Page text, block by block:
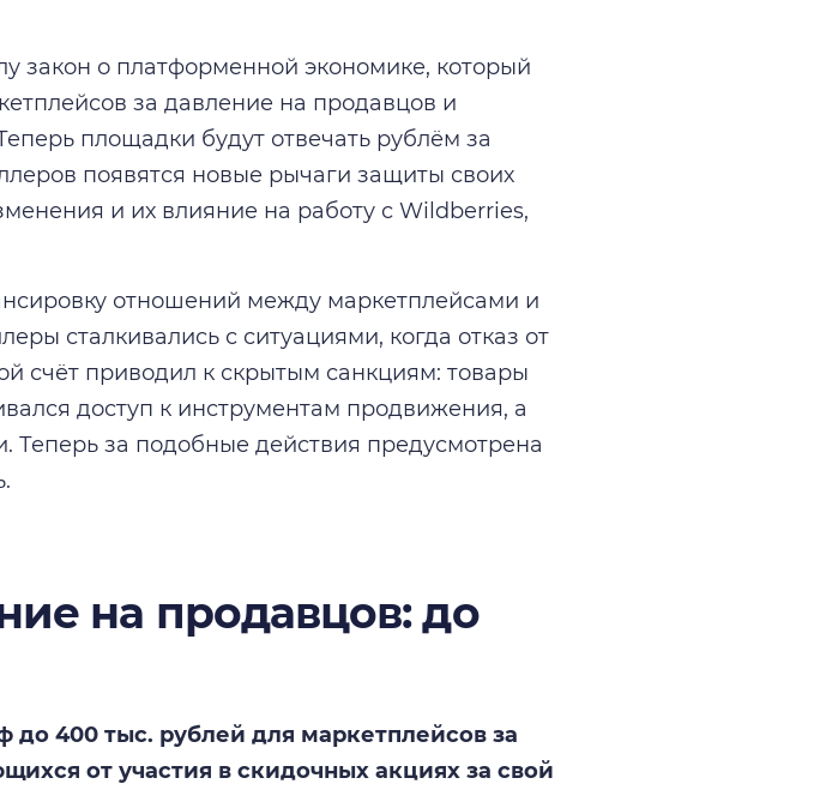
закон о платформенной экономике, который
за давление на продавцов и
площадки будут отвечать рублём за
появятся новые рычаги защиты своих
и их влияние на работу с Wildberries,
отношений между маркетплейсами и
сталкивались с ситуациями, когда отказ от
счёт приводил к скрытым санкциям: товары
доступ к инструментам продвижения, а
за подобные действия предусмотрена
на продавцов: до
до 400 тыс. рублей для маркетплейсов за
от участия в скидочных акциях за свой